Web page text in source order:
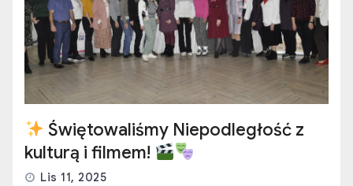
Świętowaliśmy Niepodległość z
kulturą i filmem!
Lis 11, 2025